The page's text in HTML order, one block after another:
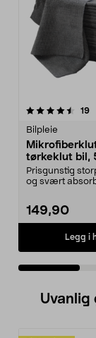
19
Bilpleie
tørkeklut bil,
Prisgunstig
og svært
149,90
Legg i
4.5 av 5
Uvanlig